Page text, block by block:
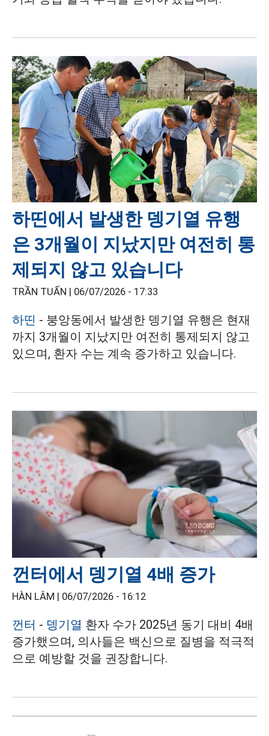
하띤에서 발생한 뎅기열 유행
은 3개월이 지났지만 여전히 통
제되지 않고 있습니다
TRẦN TUẤN | 06/07/2026 - 17:33
하띤 - 붕앙동에서 발생한 뎅기열 유행은 현재
까지 3개월이 지났지만 여전히 통제되지 않고
있으며, 환자 수는 계속 증가하고 있습니다.
껀터에서 뎅기열 4배 증가
HÀN LÂM | 06/07/2026 - 16:12
껀터 - 뎅기열 환자 수가 2025년 동기 대비 4배
증가했으며, 의사들은 백신으로 질병을 적극적
으로 예방할 것을 권장합니다.